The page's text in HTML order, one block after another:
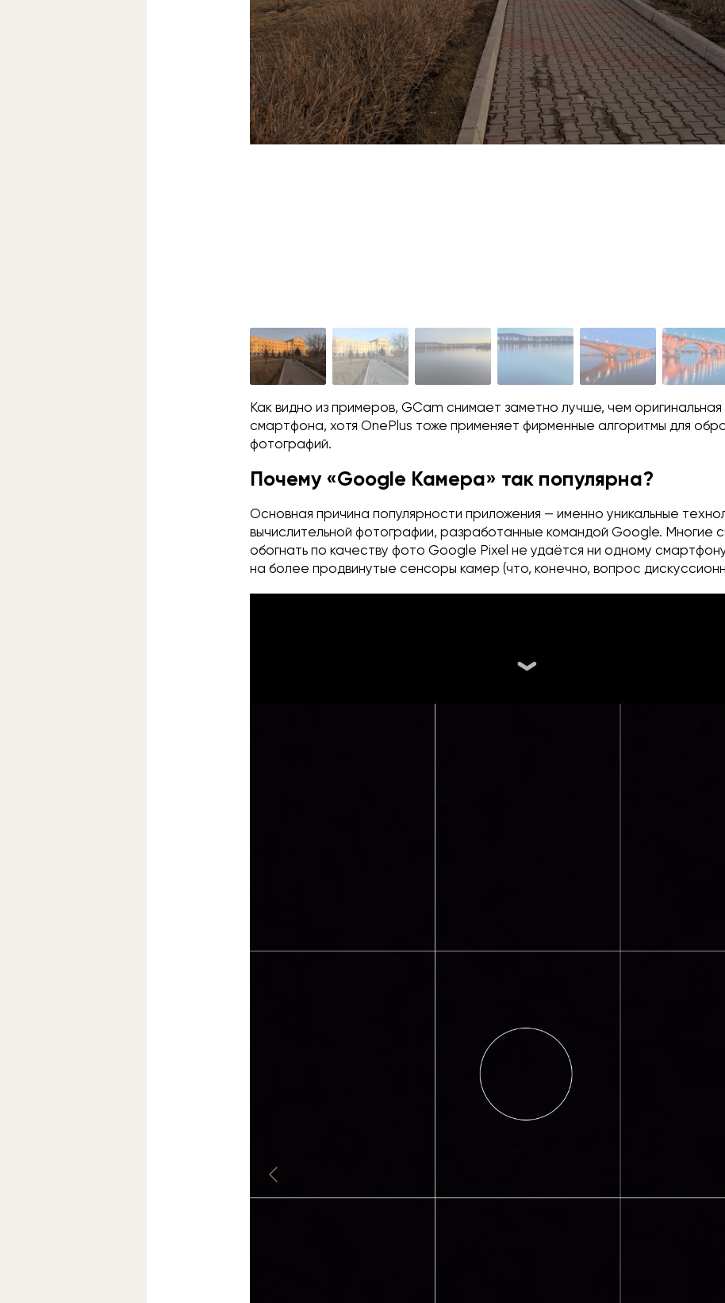
Как видно из примеров, GCam снимает заметно лучше, чем
смартфона, хотя OnePlus тоже применяет фирменные алгоритмы для
фотографий.
Почему «Google Камера» так популярна?
Основная причина популярности приложения — именно уникальные
вычислительной фотографии, разработанные командой Google. Многие
обогнать по качеству фото Google Pixel не удаётся ни одному
на более продвинутые сенсоры камер (что, конечно, вопрос